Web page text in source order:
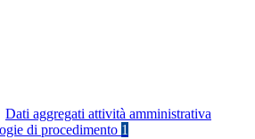
Dati aggregati attività amministrativa
di procedimento 1